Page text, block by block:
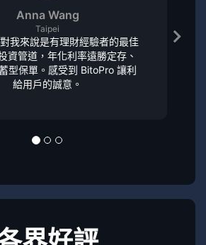
Anna Wang
Taipei
我來說是有理財經驗者的最佳
資管道，年化利率遠勝定存、
型保單。感受到 BitoPro 讓利
給用戶的誠意。